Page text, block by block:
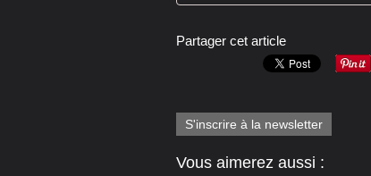
Partager cet article
S'inscrire à la newsletter
Vous aimerez aussi :